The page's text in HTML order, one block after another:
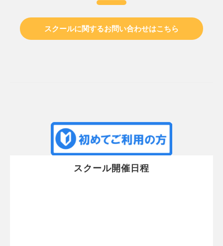
スクールに関するお問い合わせはこちら
スクール開催日程